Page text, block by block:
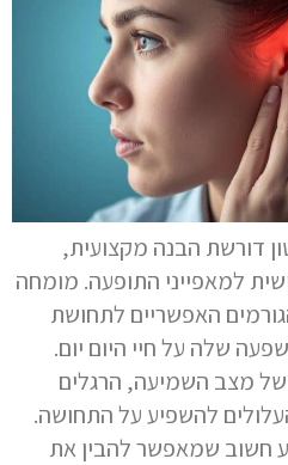
דורשת הבנה מקצועית,
למאפייני התופעה. מומחה
הגורמים האפשריים לתחושת
שלה על חיי היום יום.
של מצב השמיעה, הרגלים
להשפיע על התחושה.
חשוב שמאפשר להבין את